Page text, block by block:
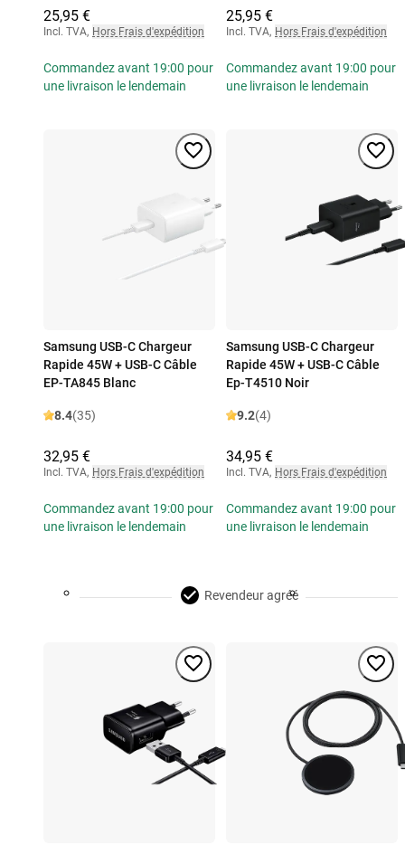
25,95 €
Incl. TVA, Hors Frais d'expédition
Commandez avant 19:00 pour
une livraison le lendemain
25,95 €
Incl. TVA, Hors Frais d'expédition
Commandez avant 19:00 pour
une livraison le lendemain
Samsung USB-C Chargeur
Rapide 45W + USB-C Câble
EP-TA845 Blanc
8.4(35)
32,95 €
Incl. TVA, Hors Frais d'expédition
Commandez avant 19:00 pour
une livraison le lendemain
Samsung USB-C Chargeur
Rapide 45W + USB-C Câble
Ep-T4510 Noir
9.2(4)
34,95 €
Incl. TVA, Hors Frais d'expédition
Commandez avant 19:00 pour
une livraison le lendemain
Revendeur agréé